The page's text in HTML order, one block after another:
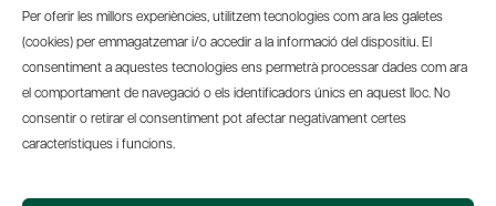
Per oferir les millors experiències, utilitzem tecnologies com ara les galetes
(cookies) per emmagatzemar i/o accedir a la informació del dispositiu. El
consentiment a aquestes tecnologies ens permetrà processar dades com ara
el comportament de navegació o els identificadors únics en aquest lloc. No
consentir o retirar el consentiment pot afectar negativament certes
característiques i funcions.
info@amicsdelpais.com
Suscripció Newsletter